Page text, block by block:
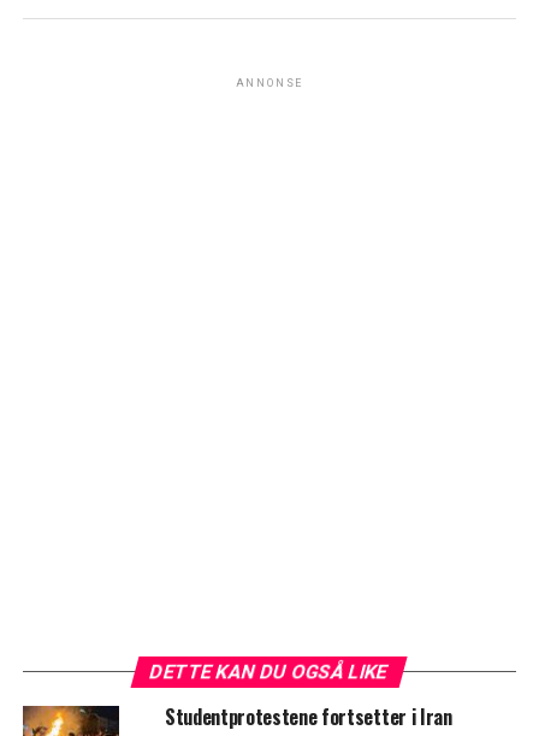
ANNONSE
DETTE KAN DU OGSÅ LIKE
Studentprotestene fortsetter i Iran